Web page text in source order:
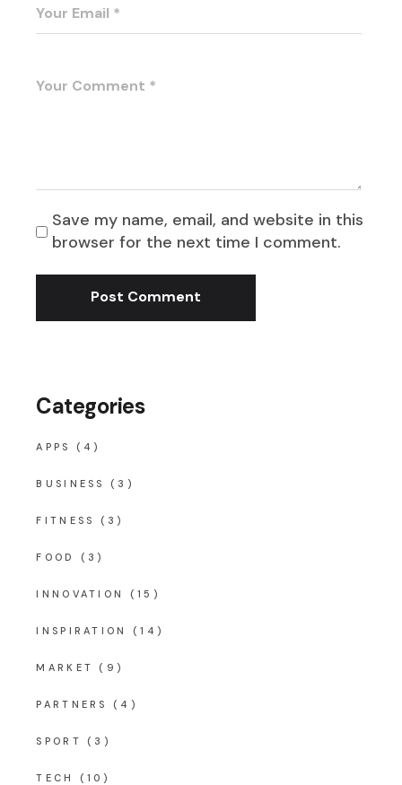
Save my name, email, and website in this
browser for the next time I comment.
Post Comment
Categories
APPS (4)
BUSINESS (3)
FITNESS (3)
FOOD (3)
INNOVATION (15)
INSPIRATION (14)
MARKET (9)
PARTNERS (4)
SPORT (3)
TECH (10)